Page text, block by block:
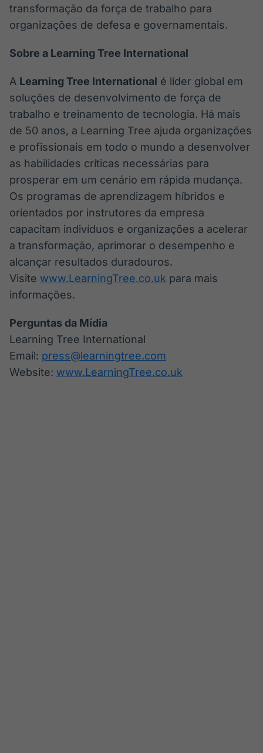
transformação da força de trabalho para
organizações de defesa e governamentais.
Sobre a Learning Tree International
A Learning Tree International é líder global em
soluções de desenvolvimento de força de
trabalho e treinamento de tecnologia. Há mais
de 50 anos, a Learning Tree ajuda organizações
e profissionais em todo o mundo a desenvolver
as habilidades críticas necessárias para
prosperar em um cenário em rápida mudança.
Os programas de aprendizagem híbridos e
orientados por instrutores da empresa
capacitam indivíduos e organizações a acelerar
a transformação, aprimorar o desempenho e
alcançar resultados duradouros.
Visite www.LearningTree.co.uk para mais
informações.
Perguntas da Mídia
Learning Tree International
Email: press@learningtree.com
Website: www.LearningTree.co.uk